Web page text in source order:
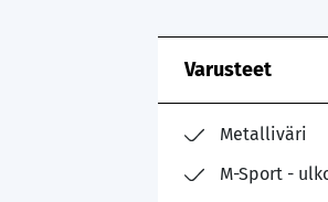
Varusteet
Metalliväri
M-Sport -